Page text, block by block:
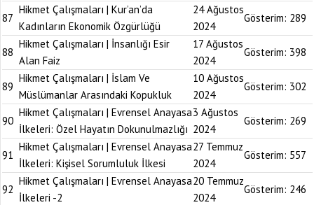
87
Hikmet Çalışmaları | Kur’an’da
Kadınların Ekonomik Özgürlüğü
24 Ağustos
2024
Gösterim: 289
88
Hikmet Çalışmaları | İnsanlığı Esir
Alan Faiz
17 Ağustos
2024
Gösterim: 398
89
Hikmet Çalışmaları | İslam Ve
Müslümanlar Arasındaki Kopukluk
10 Ağustos
2024
Gösterim: 302
90
Hikmet Çalışmaları | Evrensel Anayasa
İlkeleri: Özel Hayatın Dokunulmazlığı
3 Ağustos
2024
Gösterim: 269
91
Hikmet Çalışmaları | Evrensel Anayasa
İlkeleri: Kişisel Sorumluluk İlkesi
27 Temmuz
2024
Gösterim: 557
92
Hikmet Çalışmaları | Evrensel Anayasa
İlkeleri -2
20 Temmuz
2024
Gösterim: 246